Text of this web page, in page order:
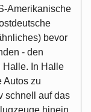
Amerikanische
bevor
- den
Halle. In Halle
Autos zu
schnell auf das
hinein.